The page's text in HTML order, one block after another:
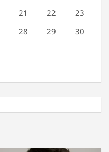
21 22
23
28 29
30